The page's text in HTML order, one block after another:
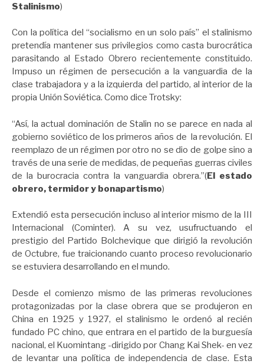
Stalinismo)
Con la política del “socialismo en un solo país” el stalinismo
pretendía mantener sus privilegios como casta burocrática
parasitando al Estado Obrero recientemente constituido.
Impuso un régimen de persecución a la vanguardia de la
clase trabajadora y a la izquierda del partido, al interior de la
propia Unión Soviética. Como dice Trotsky:
“Así, la actual dominación de Stalin no se parece en nada al
gobierno soviético de los primeros años de la revolución. El
reemplazo de un régimen por otro no se dio de golpe sino a
través de una serie de medidas, de pequeñas guerras civiles
de la burocracia contra la vanguardia obrera.”(El estado
obrero, termidor y bonapartismo)
Extendió esta persecución incluso al interior mismo de la III
Internacional (Cominter). A su vez, usufructuando el
prestigio del Partido Bolchevique que dirigió la revolución
de Octubre, fue traicionando cuanto proceso revolucionario
se estuviera desarrollando en el mundo.
Desde el comienzo mismo de las primeras revoluciones
protagonizadas por la clase obrera que se produjeron en
China en 1925 y 1927, el stalinismo le ordenó al recién
fundado PC chino, que entrara en el partido de la burguesía
nacional, el Kuomintang -dirigido por Chang Kai Shek- en vez
de levantar una política de independencia de clase. Esta